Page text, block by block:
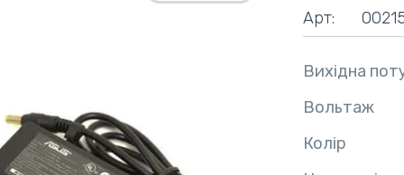
Арт:
Вихідна
Вольтаж
Колір